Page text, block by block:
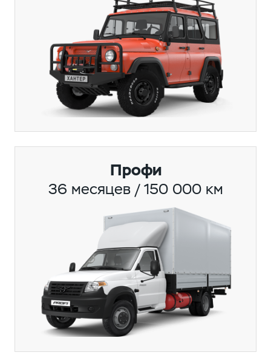
Профи
36 месяцев / 150 000 км